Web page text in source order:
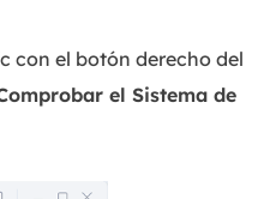
con el botón derecho del
el Sistema de